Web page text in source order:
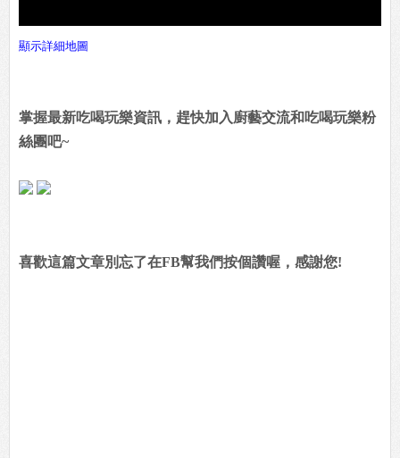
顯示詳細地圖
掌握最新吃喝玩樂資訊，趕快加入廚藝交流和吃喝玩樂粉
絲團吧~
喜歡這篇文章別忘了在FB幫我們按個讚喔，感謝您!